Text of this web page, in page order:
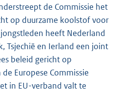
de Commissie het
op duurzame koolstof voor
heeft Nederland
Tsjechië en Ierland een joint
beleid gericht op
Europese Commissie
in EU-verband valt te